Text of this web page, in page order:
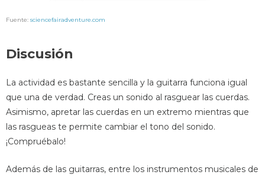
Fuente: sciencefairadventure.com
Discusión
La actividad es bastante sencilla y la guitarra funciona igual
que una de verdad. Creas un sonido al rasguear las cuerdas.
Asimismo, apretar las cuerdas en un extremo mientras que
las rasgueas te permite cambiar el tono del sonido.
¡Compruébalo!
Además de las guitarras, entre los instrumentos musicales de